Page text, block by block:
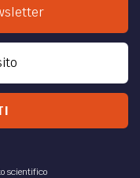
scientifico